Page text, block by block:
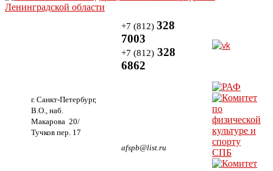
г. Санкт-Петербург,
В.О., наб.
Макарова 20/
Тучков пер. 17
+7 (812) 328
7003
+7 (812) 328
6862
afspb@list.ru